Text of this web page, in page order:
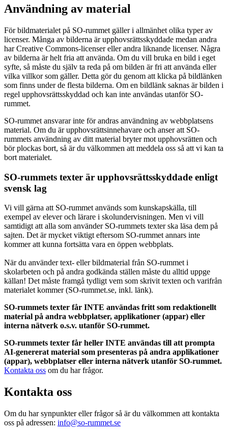
Användning av material
För bildmaterialet på SO-rummet gäller i allmänhet olika typer av
licenser. Många av bilderna är upphovsrättsskyddade medan andra
har Creative Commons-licenser eller andra liknande licenser. Några
av bilderna är helt fria att använda. Om du vill bruka en bild i eget
syfte, så måste du själv ta reda på om bilden är fri att använda eller
vilka villkor som gäller. Detta gör du genom att klicka på bildlänken
som finns under de flesta bilderna. Om en bildlänk saknas är bilden i
regel upphovsrättsskyddad och kan inte användas utanför SO-
rummet.
SO-rummet ansvarar inte för andras användning av webbplatsens
material. Om du är upphovsrättsinnehavare och anser att SO-
rummets användning av ditt material bryter mot upphovsrätten och
bör plockas bort, så är du välkommen att meddela oss så att vi kan ta
bort materialet.
SO-rummets texter är upphovsrättsskyddade enligt
svensk lag
Vi vill gärna att SO-rummet används som kunskapskälla, till
exempel av elever och lärare i skolundervisningen. Men vi vill
samtidigt att alla som använder SO-rummets texter ska läsa dem på
sajten. Det är mycket viktigt eftersom SO-rummet annars inte
kommer att kunna fortsätta vara en öppen webbplats.
När du använder text- eller bildmaterial från SO-rummet i
skolarbeten och på andra godkända ställen måste du alltid uppge
källan! Det måste framgå tydligt vem som skrivit texten och varifrån
materialet kommer (SO-rummet.se, inkl. länk).
SO-rummets texter får INTE användas fritt som redaktionellt
material på andra webbplatser, applikationer (appar) eller
interna nätverk o.s.v. utanför SO-rummet.
SO-rummets texter får heller INTE användas till att prompta
AI-genererat material som presenteras på andra applikationer
(appar), webbplatser eller interna nätverk utanför SO-rummet.
Kontakta oss om du har frågor.
Kontakta oss
Om du har synpunkter eller frågor så är du välkommen att kontakta
oss på adressen: info@so-rummet.se